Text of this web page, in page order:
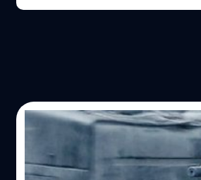
25/06/2023
‘Extraction 2’ กำลังจะมี
ละคร Nick และ Yaz ที่แฟน